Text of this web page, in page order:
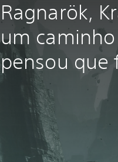
Ragnarök,
um
pensou que